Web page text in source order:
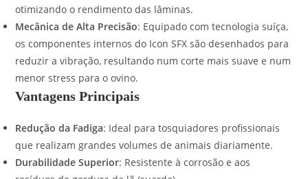
otimizando o rendimento das lâminas.
Mecânica de Alta Precisão: Equipado com tecnologia suíça,
os componentes internos do Icon SFX são desenhados para
reduzir a vibração, resultando num corte mais suave e num
menor stress para o ovino.
Vantagens Principais
Redução da Fadiga: Ideal para tosquiadores profissionais
que realizam grandes volumes de animais diariamente.
Durabilidade Superior: Resistente à corrosão e aos